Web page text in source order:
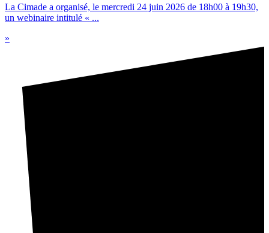
La Cimade a organisé, le mercredi 24 juin 2026 de 18h00 à 19h30,
un webinaire intitulé « ...
»